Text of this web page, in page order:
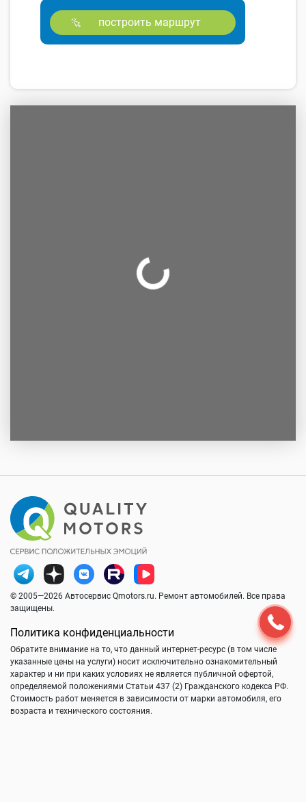
построить маршрут
© 2005—2026 Автосервис Qmotors.ru. Ремонт автомобилей. Все права
защищены.
Политика конфиденциальности
Обратите внимание на то, что данный интернет-ресурс (в том числе
указанные цены на услуги) носит исключительно ознакомительный
характер и ни при каких условиях не является публичной офертой,
определяемой положениями Статьи 437 (2) Гражданского кодекса РФ.
Стоимость работ меняется в зависимости от марки автомобиля, его
возраста и технического состояния.